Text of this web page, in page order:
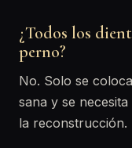
¿Todos los
perno?
No. Solo se
sana y se
la reconstrucción.